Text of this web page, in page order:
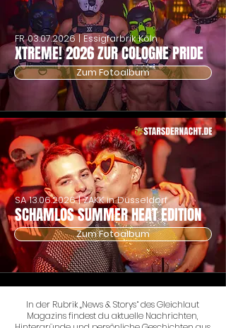
XTREME! 2026 ZUR COLOGNE PRIDE
FR03.07.2026| Essigfarbrik Köln
Zum Fotoalbum
SCHAMLOS SUMMER HEAT EDITION
SA13.06.2026| ZAKK in Düsseldorf
Zum Fotoalbum
In der Rubrik „News & Storys“ des Gleichlaut
Magazins findest du aktuelle Nachrichten,